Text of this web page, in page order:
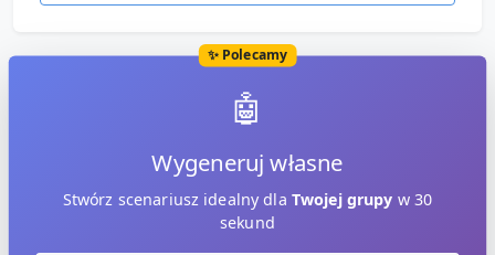
✨ Polecamy
🤖
Wygeneruj własne
Stwórz scenariusz idealny dla Twojej grupy w 30
sekund